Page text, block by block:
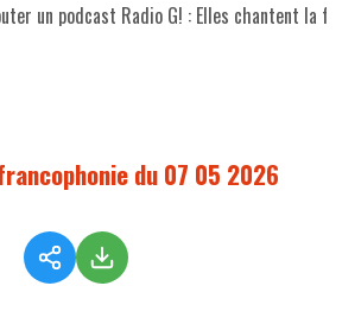
un podcast Radio G! : Elles chantent la
du 07 05 2026